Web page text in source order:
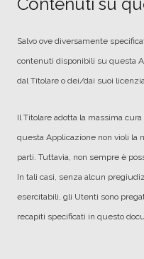
Salvo ove diversamente
contenuti disponibili su questa
dal Titolare o dei/dai suoi
Il Titolare adotta la massima
questa Applicazione non violi la
parti. Tuttavia, non sempre è
In tali casi, senza alcun
esercitabili, gli Utenti sono
recapiti specificati in questo